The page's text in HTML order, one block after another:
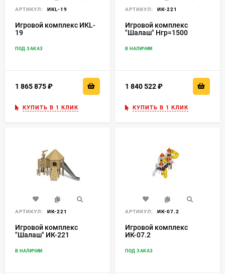
АРТИКУЛ: ИКL-19
Игровой комплекс ИКL-
19
ПОД ЗАКАЗ
1 865 875
КУПИТЬ В 1 КЛИК
АРТИКУЛ: ИК-221
Игровой комплекс
"Шалаш" Нгр=1500
В НАЛИЧИИ
1 840 522
КУПИТЬ В 1 КЛИК
АРТИКУЛ: ИК-221
Игровой комплекс
"Шалаш" ИК-221
В НАЛИЧИИ
АРТИКУЛ: ИК-07.2
Игровой комплекс
ИК-07.2
ПОД ЗАКАЗ